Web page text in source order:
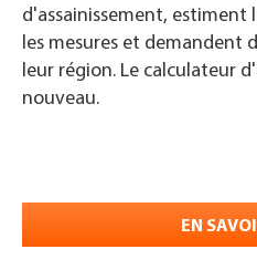
d'assainissement,
les mesures et demandent
leur région. Le calculateur
nouveau.
EN